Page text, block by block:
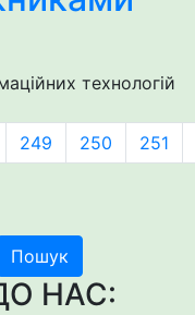
технологій
249 250 251
Пошук
НАС: